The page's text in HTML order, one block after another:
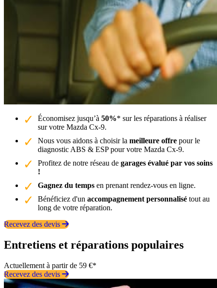
Économisez jusqu’à 50%* sur les réparations à réaliser
sur votre Mazda Cx-9.
Nous vous aidons à choisir la meilleure offre pour le
diagnostic ABS & ESP pour votre Mazda Cx-9.
Profitez de notre réseau de garages évalué par vos soins
!
Gagnez du temps en prenant rendez-vous en ligne.
Bénéficiez d'un accompagnement personnalisé tout au
long de votre réparation.
Recevez des devis
Entretiens et réparations populaires
Actuellement à partir de 59 €*
Recevez des devis